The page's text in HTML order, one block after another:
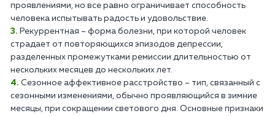
проявлениями, но все равно ограничивает способность
человека испытывать радость и удовольствие.
Рекуррентная – форма болезни, при которой человек
страдает от повторяющихся эпизодов депрессии,
разделенных промежутками ремиссии длительностью от
нескольких месяцев до нескольких лет.
Сезонное аффективное расстройство – тип, связанный с
сезонными изменениями, обычно проявляющийся в зимние
месяцы, при сокращении светового дня. Основные признаки